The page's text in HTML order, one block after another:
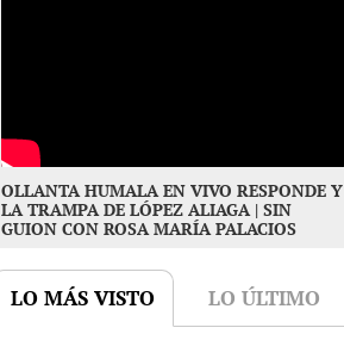
OLLANTA HUMALA EN VIVO RESPONDE Y
LA TRAMPA DE LÓPEZ ALIAGA | SIN
GUION CON ROSA MARÍA PALACIOS
LO MÁS VISTO LO ÚLTIMO